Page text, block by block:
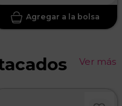
Ver más